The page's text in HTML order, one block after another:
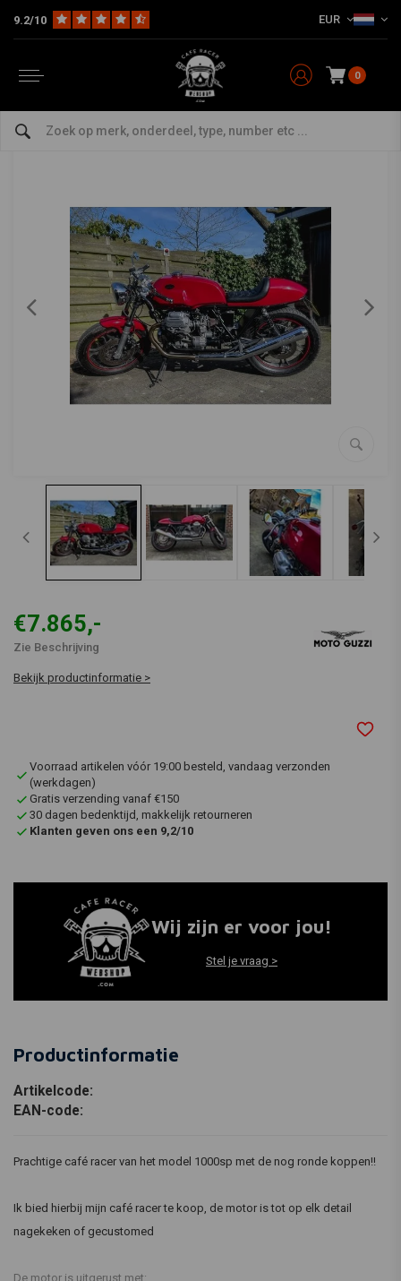
9.2/10 EUR
0
Motoren Te Koop
bekijk alles van Moto Guzzi
Moto Guzzi 1000 SP
€7.865,-
Zie Beschrijving
Bekijk productinformatie >
Voorraad artikelen vóór 19:00 besteld, vandaag verzonden
(werkdagen)
Gratis verzending vanaf €150
30 dagen bedenktijd, makkelijk retourneren
Klanten geven ons een 9,2/10
Wij zijn er voor jou!
Stel je vraag >
Productinformatie
Artikelcode:
EAN-code:
Prachtige café racer van het model 1000sp met de nog ronde koppen!!
Ik bied hierbij mijn café racer te koop, de motor is tot op elk detail
nagekeken of gecustomed
De motor is uitgerust met: